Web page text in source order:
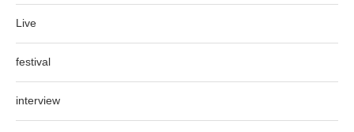
Live
festival
interview